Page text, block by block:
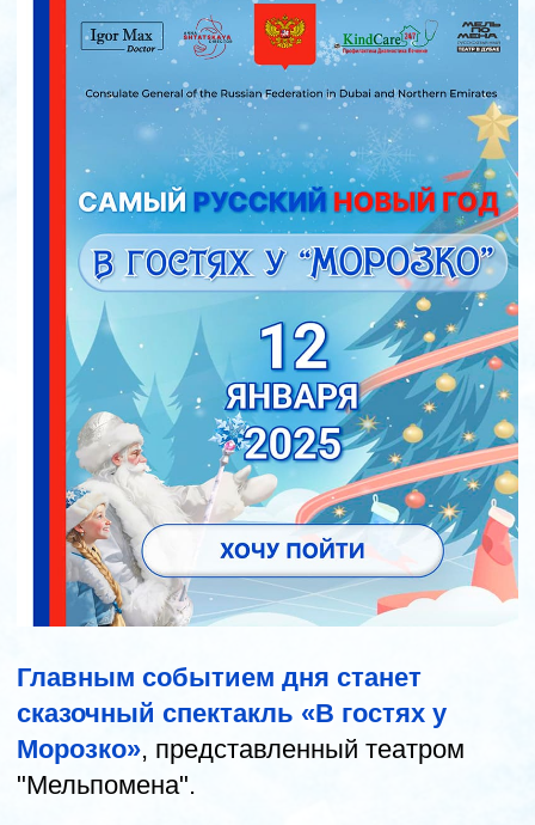
Stryx Rhythmic Gymnastics Academy и
студию-школу Аллы Духовой TODES
ВСЕ ВМЕСТЕ ОНИ СОЗДАДУТ
АТМОСФЕРУ ВОЛШЕБСТВА,
ПРЕВРАЩАЯ СЦЕНУ В СКАЗОЧНЫЙ
ЛЕС, ГДЕ ОЖИВАЮТ ЧУДЕСА!
УЧАСТНИКИ МЕРОПРИЯТИЯ:
- Театр «Мельпомена».
- Театральная студия для детей
Talent Academy.
- Stryx Rhythmic Gymnastics
Academy.
- Студия-школа Аллы Духовой
TODES Dubai.
ДРЕСС-КОД:
маскарадных костюмах; для
взрослых обязателен элемент
маскарадного наряда.